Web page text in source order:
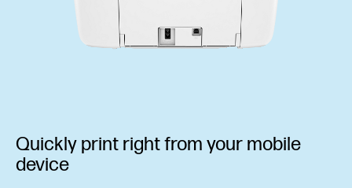
Quickly print right from your mobile
device